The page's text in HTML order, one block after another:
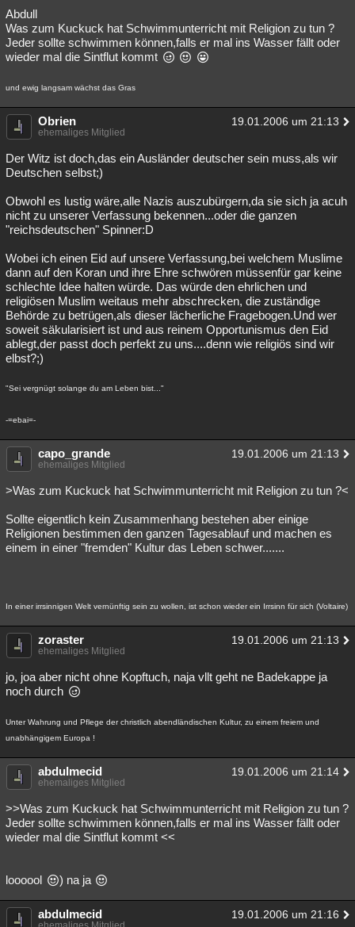
Abdull
Was zum Kuckuck hat Schwimmunterricht mit Religion zu tun ?
Jeder sollte schwimmen können,falls er mal ins Wasser fällt oder
wieder mal die Sintflut kommt
und ewig langsam wächst das Gras
Obrien 19.01.2006 um 21:13
ehemaliges Mitglied
Der Witz ist doch,das ein Ausländer deutscher sein muss,als wir
Deutschen selbst;)
Obwohl es lustig wäre,alle Nazis auszubürgern,da sie sich ja acuh
nicht zu unserer Verfassung bekennen...oder die ganzen
"reichsdeutschen" Spinner:D
Wobei ich einen Eid auf unsere Verfassung,bei welchem Muslime
dann auf den Koran und ihre Ehre schwören müssenfür gar keine
schlechte Idee halten würde. Das würde den ehrlichen und
religiösen Muslim weitaus mehr abschrecken, die zuständige
Behörde zu betrügen,als dieser lächerliche Fragebogen.Und wer
soweit säkularisiert ist und aus reinem Opportunismus den Eid
ablegt,der passt doch perfekt zu uns....denn wie religiös sind wir
elbst?;)
"Sei vergnügt solange du am Leben bist..."
-=ebai=-
capo_grande 19.01.2006 um 21:13
ehemaliges Mitglied
>Was zum Kuckuck hat Schwimmunterricht mit Religion zu tun ?<
Sollte eigentlich kein Zusammenhang bestehen aber einige
Religionen bestimmen den ganzen Tagesablauf und machen es
einem in einer "fremden" Kultur das Leben schwer.......
In einer irrsinnigen Welt vernünftig sein zu wollen, ist schon wieder ein Irrsinn für sich (Voltaire)
zoraster 19.01.2006 um 21:13
ehemaliges Mitglied
jo, joa aber nicht ohne Kopftuch, naja vllt geht ne Badekappe ja
noch durch
Unter Wahrung und Pflege der christlich abendländischen Kultur, zu einem freiem und
unabhängigem Europa !
abdulmecid 19.01.2006 um 21:14
ehemaliges Mitglied
>>Was zum Kuckuck hat Schwimmunterricht mit Religion zu tun ?
Jeder sollte schwimmen können,falls er mal ins Wasser fällt oder
wieder mal die Sintflut kommt <<
loooool ) na ja
abdulmecid 19.01.2006 um 21:16